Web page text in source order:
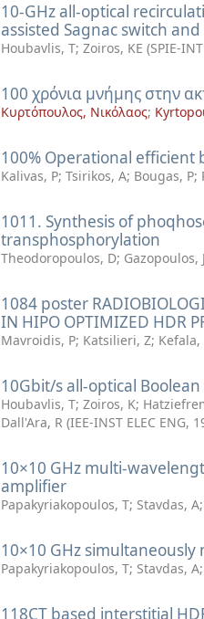
10-GHz all-optical
assisted Sagnac switch
Houbavlis, T; Zoiros, KE (SPIE-
100 χρόνια μνήμης στην
Κυρτόπουλος, Νικόλαος;
100% Operational
Kalivas, P; Tsirikos, A; Bougas, P;
1011. Synthesis of
transphosphorylation
Theodoropoulos, D; Gazopoulos,
1084 poster
IN HIPO OPTIMIZED HDR
Mavroidis, P; Katsilieri, Z; Kefala,
10Gbit/s all-optical
Houbavlis, T; Zoiros, K;
Dall'Ara, R (IEE-INST ELEC ENG,
10×10 GHz multi-
amplifier
Papakyriakopoulos, T; Stavdas, A
10×10 GHz
Papakyriakopoulos, T; Stavdas, A
118CT based interstitial